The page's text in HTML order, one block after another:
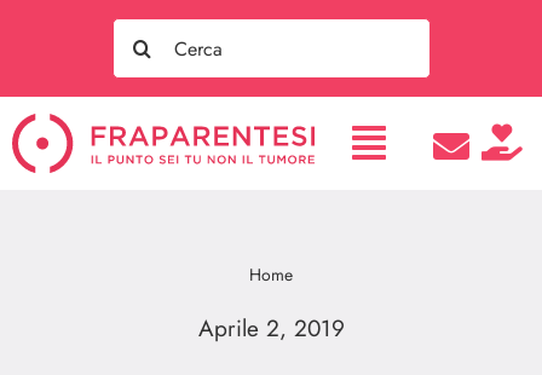
Search
for:
Home
Aprile 2, 2019